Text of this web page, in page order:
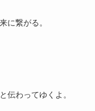
に繋がる。
伝わってゆくよ。